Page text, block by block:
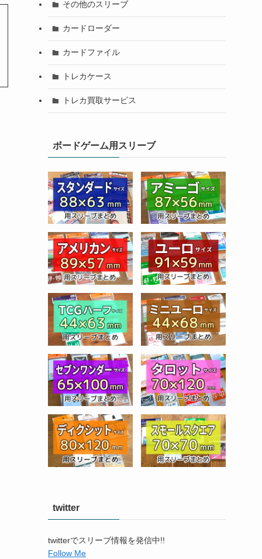
その他のスリーブ
カードローダー
カードファイル
トレカケース
トレカ買取サービス
ボードゲーム用スリーブ
twitter
twitterでスリーブ情報を発信中!!
Follow Me